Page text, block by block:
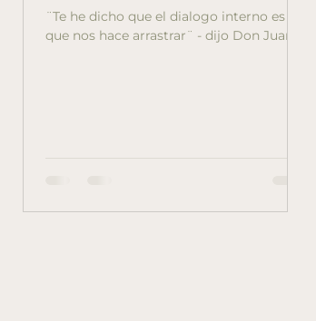
¨Te he dicho que el dialogo interno es lo
que nos hace arrastrar¨ - dijo Don Juan-.